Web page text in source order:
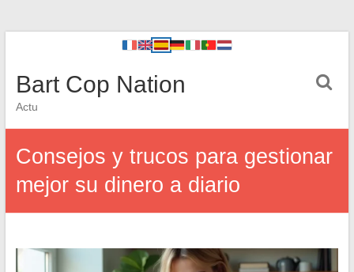
Bart Cop Nation
Actu
Consejos y trucos para gestionar
mejor su dinero a diario